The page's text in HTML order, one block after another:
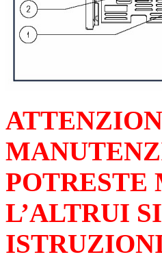
POTRESTE
L’ALTRUI